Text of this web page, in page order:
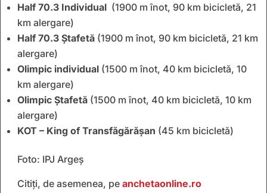
Half 70.3 Individual (1900 m înot, 90 km bicicletă, 21
km alergare)
Half 70.3 Ștafetă (1900 m înot, 90 km bicicletă, 21 km
alergare)
Olimpic individual (1500 m înot, 40 km bicicletă, 10
km alergare)
Olimpic Ștafetă (1500 m înot, 40 km bicicletă, 10 km
alergare)
KOT – King of Transfăgărășan (45 km bicicletă)
Foto: IPJ Argeș
Citiți, de asemenea, pe anchetaonline.ro